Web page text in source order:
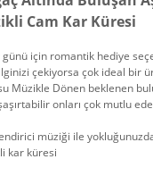
Cam Kar Küresi
için romantik hediye
çekiyorsa çok ideal bir
Müzikle Dönen beklenen
onları çok mutlu
müziği ile
kar küresi